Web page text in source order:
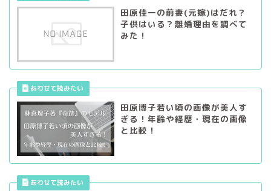
田原佳一の前妻(元嫁)はだれ？
子供はいる？離婚理由を調べて
みた！
田原博子若い頃の画像が美人す
ぎる！年齢や経歴・現在の画像
と比較！